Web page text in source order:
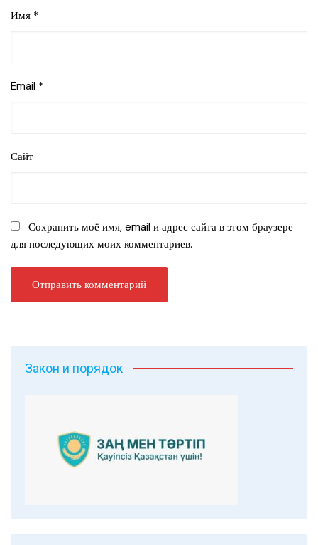
Имя *
Email *
Сайт
Сохранить моё имя, email и адрес сайта в этом браузере
для последующих моих комментариев.
Закон и порядок